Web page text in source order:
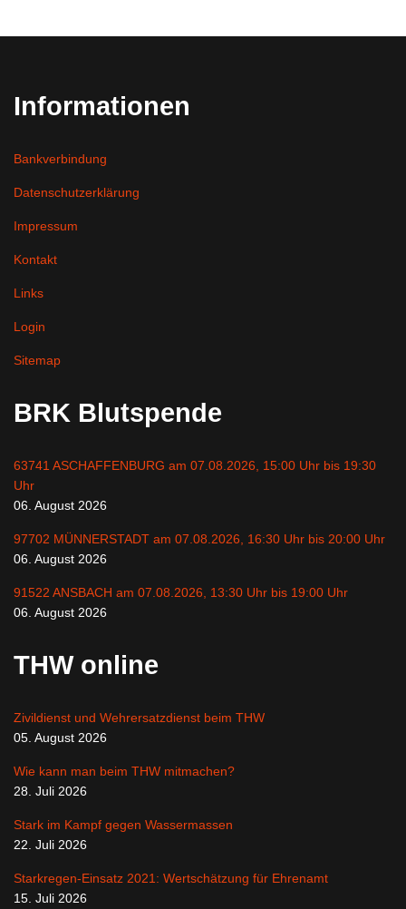
Informationen
Bankverbindung
Datenschutzerklärung
Impressum
Kontakt
Links
Login
Sitemap
BRK Blutspende
63741 ASCHAFFENBURG am 07.08.2026, 15:00 Uhr bis 19:30
Uhr
06. August 2026
97702 MÜNNERSTADT am 07.08.2026, 16:30 Uhr bis 20:00 Uhr
06. August 2026
91522 ANSBACH am 07.08.2026, 13:30 Uhr bis 19:00 Uhr
06. August 2026
THW online
Zivildienst und Wehrersatzdienst beim THW
05. August 2026
Wie kann man beim THW mitmachen?
28. Juli 2026
Stark im Kampf gegen Wassermassen
22. Juli 2026
Starkregen-Einsatz 2021: Wertschätzung für Ehrenamt
15. Juli 2026